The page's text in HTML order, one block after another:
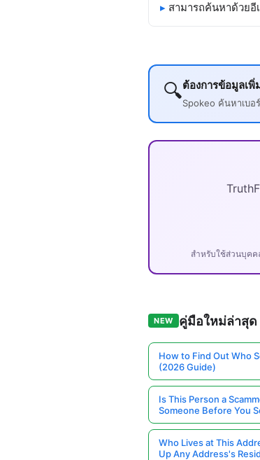
สามารถค้นหาด้วย
🔍ต้องการข้อมูลเ
Spokeo ค้นหาเบ
สำหรับใช้ส่วนบุคค
NEW คู่มือใหม่ล่าสุด
How to Find Out Who
(2026 Guide)
Is This Person a
Someone Before You
Who Lives at This
Up Any Address's